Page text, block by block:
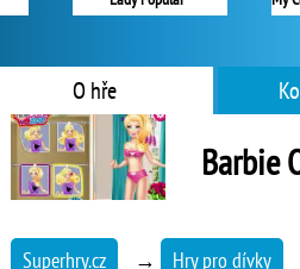
O hře
Barbie
Superhry.cz → Hry pro dívky